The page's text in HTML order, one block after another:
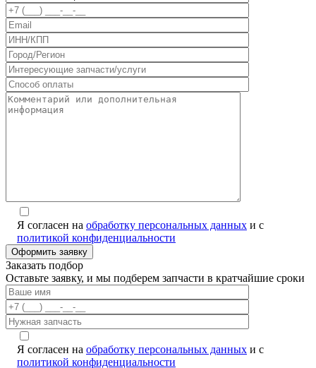
Я согласен на обработку персональных данных и с
политикой конфиденциальности
Заказать подбор
Оставьте заявку, и мы подберем запчасти в кратчайшие сроки
Я согласен на обработку персональных данных и с
политикой конфиденциальности